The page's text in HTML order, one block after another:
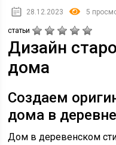
28.12.2023 5
статьи
Дизайн
дома
Создаем
дома в деревне
Дом в деревенском